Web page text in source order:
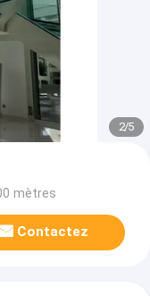
2/5
mètres
Contactez